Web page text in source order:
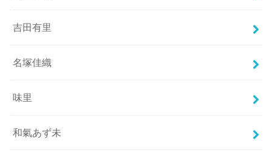
吉田有里
名塚佳織
味里
和氣あず未